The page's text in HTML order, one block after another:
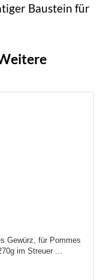
Baustein für
Gewürz, für Pommes
im Streuer ...